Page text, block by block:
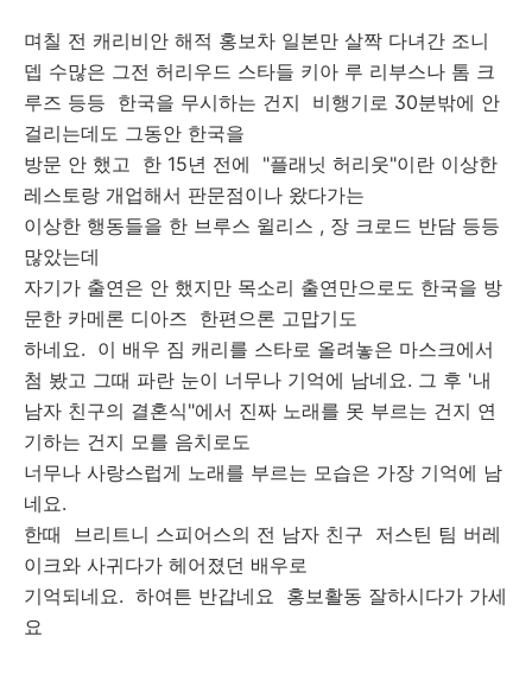
며칠 전 캐리비안 해적 홍보차 일본만 살짝 다녀간 조니
뎁 수많은 그전 허리우드 스타들 키아 루 리부스나 톰 크
루즈 등등 한국을 무시하는 건지 비행기로 30분밖에 안
걸리는데도 그동안 한국을
방문 안 했고 한 15년 전에 "플래닛 허리웃"이란 이상한
레스토랑 개업해서 판문점이나 왔다가는
이상한 행동들을 한 브루스 윌리스 , 장 크로드 반담 등등
많았는데
자기가 출연은 안 했지만 목소리 출연만으로도 한국을 방
문한 카메론 디아즈 한편으론 고맙기도
하네요. 이 배우 짐 캐리를 스타로 올려놓은 마스크에서
첨 봤고 그때 파란 눈이 너무나 기억에 남네요. 그 후 '내
남자 친구의 결혼식"에서 진짜 노래를 못 부르는 건지 연
기하는 건지 모를 음치로도
너무나 사랑스럽게 노래를 부르는 모습은 가장 기억에 남
네요.
한때 브리트니 스피어스의 전 남자 친구 저스틴 팀 버레
이크와 사귀다가 헤어졌던 배우로
기억되네요. 하여튼 반갑네요 홍보활동 잘하시다가 가세
요